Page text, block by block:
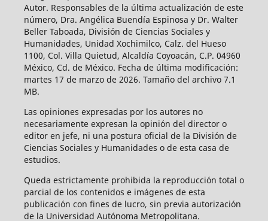
Autor. Responsables de la última actualización de este
número, Dra. Angélica Buendía Espinosa y Dr. Walter
Beller Taboada, División de Ciencias Sociales y
Humanidades, Unidad Xochimilco, Calz. del Hueso
1100, Col. Villa Quietud, Alcaldía Coyoacán, C.P. 04960
México, Cd. de México. Fecha de última modificación:
martes 17 de marzo de 2026. Tamaño del archivo 7.1
MB.
Las opiniones expresadas por los autores no
necesariamente expresan la opinión del director o
editor en jefe, ni una postura oficial de la División de
Ciencias Sociales y Humanidades o de esta casa de
estudios.
Queda estrictamente prohibida la reproducción total o
parcial de los contenidos e imágenes de esta
publicación con fines de lucro, sin previa autorización
de la Universidad Autónoma Metropolitana.